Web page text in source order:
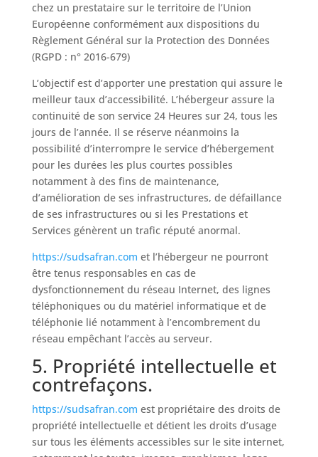
chez un prestataire sur le territoire de l’Union
Européenne conformément aux dispositions du
Règlement Général sur la Protection des Données
(RGPD : n° 2016-679)
L’objectif est d’apporter une prestation qui assure le
meilleur taux d’accessibilité. L’hébergeur assure la
continuité de son service 24 Heures sur 24, tous les
jours de l’année. Il se réserve néanmoins la
possibilité d’interrompre le service d’hébergement
pour les durées les plus courtes possibles
notamment à des fins de maintenance,
d’amélioration de ses infrastructures, de défaillance
de ses infrastructures ou si les Prestations et
Services génèrent un trafic réputé anormal.
https://sudsafran.com et l’hébergeur ne pourront
être tenus responsables en cas de
dysfonctionnement du réseau Internet, des lignes
téléphoniques ou du matériel informatique et de
téléphonie lié notamment à l’encombrement du
réseau empêchant l’accès au serveur.
5. Propriété intellectuelle et
contrefaçons.
https://sudsafran.com est propriétaire des droits de
propriété intellectuelle et détient les droits d’usage
sur tous les éléments accessibles sur le site internet,